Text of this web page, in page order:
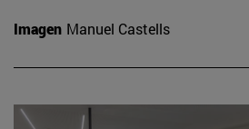
Imagen Manuel Castells